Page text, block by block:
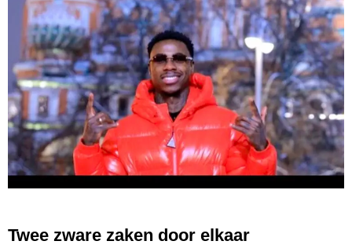
Twee zware zaken door elkaar